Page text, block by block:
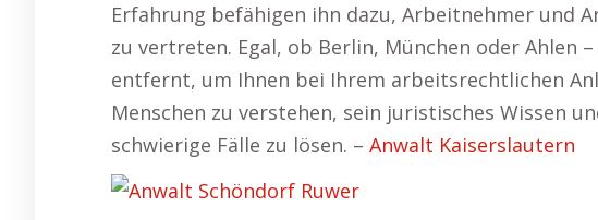
Erfahrung befähigen ihn dazu, Arbeitnehmer und
zu vertreten. Egal, ob Berlin, München oder Ahlen
entfernt, um Ihnen bei Ihrem arbeitsrechtlichen
Menschen zu verstehen, sein juristisches Wissen
schwierige Fälle zu lösen. – Anwalt Kaiserslautern